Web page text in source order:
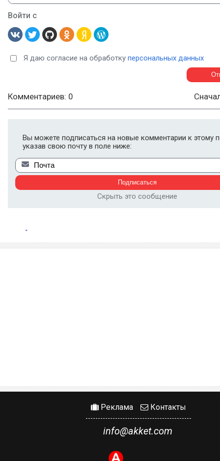
Войти с
Я даю согласие на обработку персональных данных
Комментариев: 0
Вы можете подписаться на новые комментарии к этому
указав свою почту в поле ниже:
Скрыть это сообщение
Реклама Контакты
info@akket.com